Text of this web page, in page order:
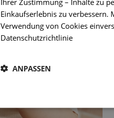
Einkaufserlebnis zu verbessern.
Verwendung von Cookies
Datenschutzrichtlinie
ANPASSEN